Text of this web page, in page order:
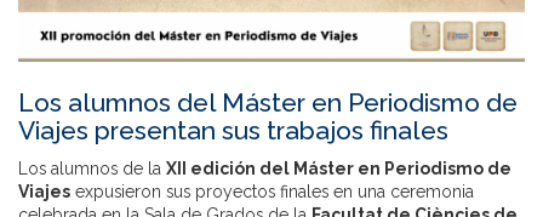
Los alumnos del Máster en Periodismo de
Viajes presentan sus trabajos finales
Los alumnos de la XII edición del Máster en Periodismo de
Viajes expusieron sus proyectos finales en una ceremonia